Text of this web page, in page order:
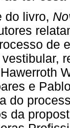
do livro,
de
e
do
da